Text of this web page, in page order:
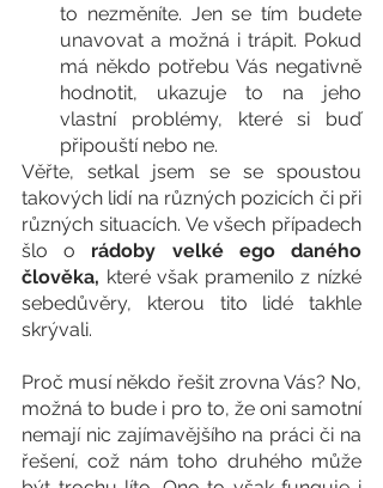
to nezměníte. Jen se tím budete
unavovat a možná i trápit. Pokud
má někdo potřebu Vás negativně
hodnotit, ukazuje to na jeho
vlastní problémy, které si buď
připouští nebo ne.
Věřte, setkal jsem se se spoustou
takových lidí na různých pozicích či při
různých situacích. Ve všech případech
šlo o rádoby velké ego daného
člověka, které však pramenilo z nízké
sebedůvěry, kterou tito lidé takhle
skrývali.
Proč musí někdo řešit zrovna Vás? No,
možná to bude i pro to, že oni samotní
nemají nic zajímavějšího na práci či na
řešení, což nám toho druhého může